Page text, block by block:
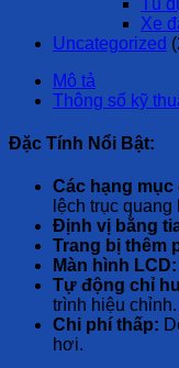
Xe
Uncategorized
Mô tả
Thông số kỹ
Đặc Tính Nổi Bật:
Các hạng
lệch trục quang
Định vị bằng
Trang bị thêm
Màn hình LCD:
Tự động chỉ
trình hiệu chỉnh.
Chi phí thấp:
hơi.